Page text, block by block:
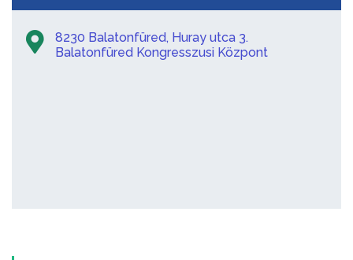
8230 Balatonfüred, Huray utca 3.
Balatonfüred Kongresszusi Központ